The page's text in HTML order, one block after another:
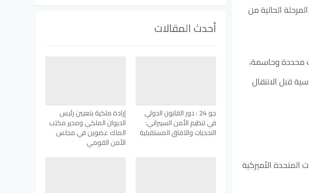
الحالية من
محددة وحاسمة،
قبل الانتقال
الأميركية
أحدث المقالات
جو 24 : دور القانون الدولي
في تنظيم الأمن السيبراني:
التحديات والآفاق المستقبلية
إرادة ملكية بتعيين رئيس
الديوان الملكي ومدير مكتب
الملك عضوين في مجلس
الأمن القومي